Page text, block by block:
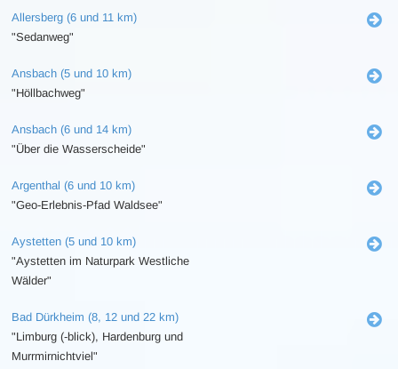
Allersberg (6 und 11 km)
"Sedanweg"
Ansbach (5 und 10 km)
"Höllbachweg"
Ansbach (6 und 14 km)
"Über die Wasserscheide"
Argenthal (6 und 10 km)
"Geo-Erlebnis-Pfad Waldsee"
Aystetten (5 und 10 km)
"Aystetten im Naturpark Westliche
Wälder"
Bad Dürkheim (8, 12 und 22 km)
"Limburg (-blick), Hardenburg und
Murrmirnichtviel"